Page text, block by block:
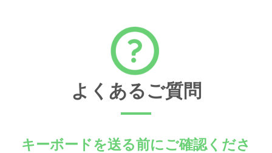
よくあるご質問
キーボードを送る前にご確認くださ